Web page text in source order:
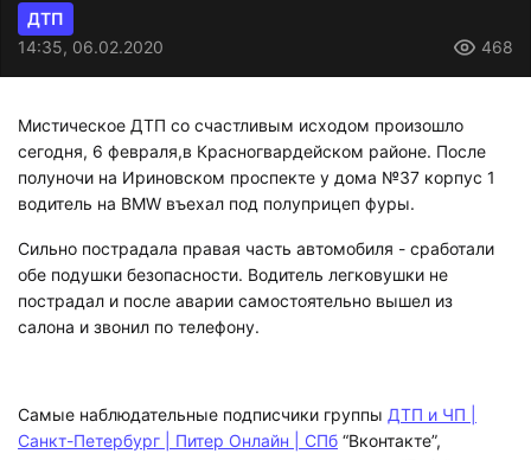
ДТП
14:35, 06.02.2020
468
Мистическое ДТП со счастливым исходом произошло
сегодня, 6 февраля,в Красногвардейском районе. После
полуночи на Ириновском проспекте у дома №37 корпус 1
водитель на BMW въехал под полуприцеп фуры.
Сильно пострадала правая часть автомобиля - сработали
обе подушки безопасности. Водитель легковушки не
пострадал и после аварии самостоятельно вышел из
салона и звонил по телефону.
Самые наблюдательные подписчики группы ДТП и ЧП |
Санкт-Петербург | Питер Онлайн | СПб “Вконтакте”,